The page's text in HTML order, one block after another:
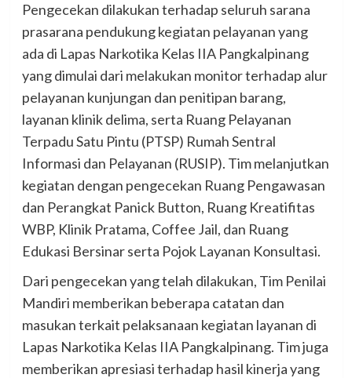
Pengecekan dilakukan terhadap seluruh sarana
prasarana pendukung kegiatan pelayanan yang
ada di Lapas Narkotika Kelas IIA Pangkalpinang
yang dimulai dari melakukan monitor terhadap alur
pelayanan kunjungan dan penitipan barang,
layanan klinik delima, serta Ruang Pelayanan
Terpadu Satu Pintu (PTSP) Rumah Sentral
Informasi dan Pelayanan (RUSIP). Tim melanjutkan
kegiatan dengan pengecekan Ruang Pengawasan
dan Perangkat Panick Button, Ruang Kreatifitas
WBP, Klinik Pratama, Coffee Jail, dan Ruang
Edukasi Bersinar serta Pojok Layanan Konsultasi.
Dari pengecekan yang telah dilakukan, Tim Penilai
Mandiri memberikan beberapa catatan dan
masukan terkait pelaksanaan kegiatan layanan di
Lapas Narkotika Kelas IIA Pangkalpinang. Tim juga
memberikan apresiasi terhadap hasil kinerja yang